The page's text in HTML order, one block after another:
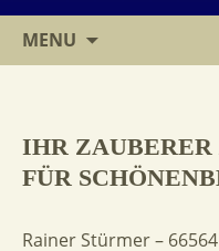
MENU
IHR
FÜR
Rainer Stürmer –